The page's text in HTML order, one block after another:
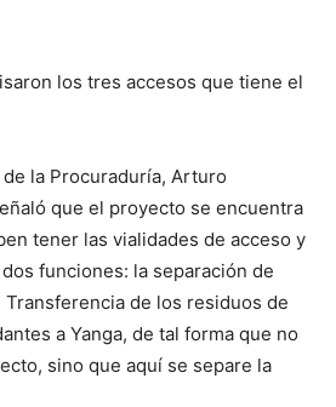
los tres accesos que tiene el
la Procuraduría, Arturo
que el proyecto se encuentra
tener las vialidades de acceso y
funciones: la separación de
de los residuos de
a Yanga, de tal forma que no
sino que aquí se separe la